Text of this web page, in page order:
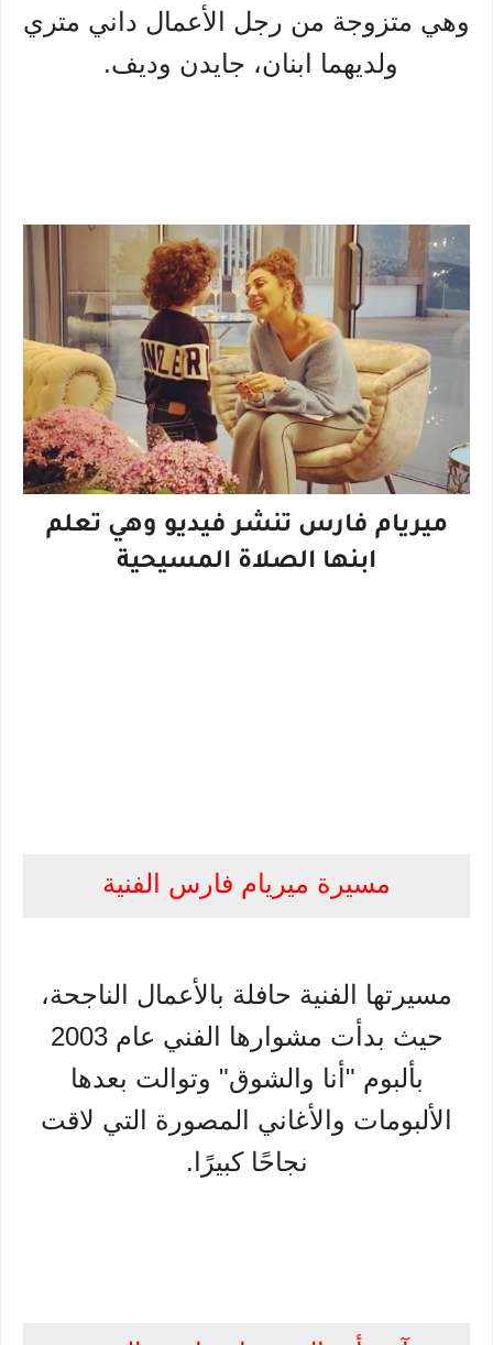
وهي متزوجة من رجل الأعمال داني متري
ولديهما ابنان، جايدن وديف.
ميريام فارس تنشر فيديو وهي تعلم
ابنها الصلاة المسيحية
مسيرة ميريام فارس الفنية
مسيرتها الفنية حافلة بالأعمال الناجحة،
حيث بدأت مشوارها الفني عام 2003
بألبوم "أنا والشوق" وتوالت بعدها
الألبومات والأغاني المصورة التي لاقت
نجاحًا كبيرًا.